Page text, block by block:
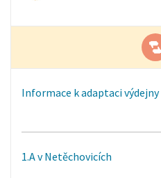
Informace k adaptaci
1.A v Netěchovicích